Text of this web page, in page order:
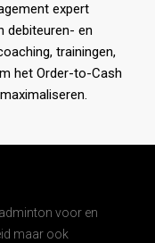
expert
debiteuren- en
trainingen,
het Order-to-Cash
voor en
maar ook